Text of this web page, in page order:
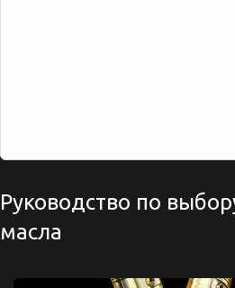
Руководство по
масла